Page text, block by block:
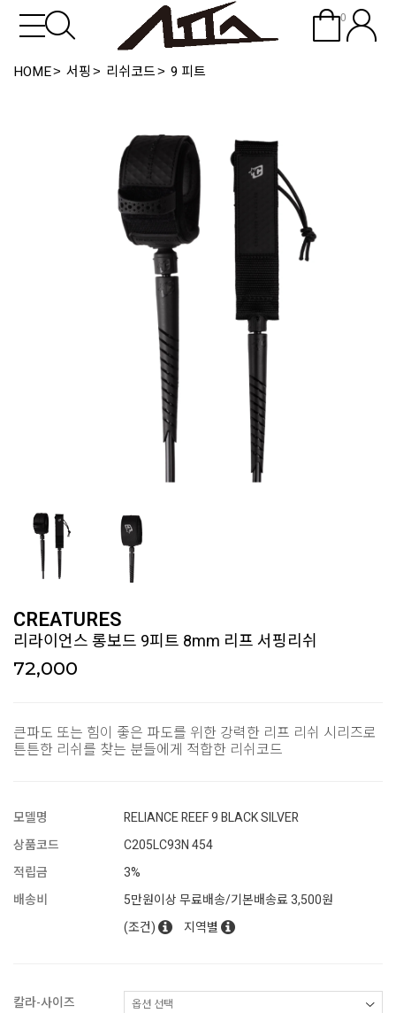
0
HOME 서핑 리쉬코드 9 피트
CREATURES
리라이언스 롱보드 9피트 8mm 리프 서핑리쉬
72,000
큰파도 또는 힘이 좋은 파도를 위한 강력한 리프 리쉬 시리즈로
튼튼한 리쉬를 찾는 분들에게 적합한 리쉬코드
모델명
RELIANCE REEF 9 BLACK SILVER
상품코드
C205LC93N 454
적립금
3%
배송비
5만원이상 무료배송/기본배송료 3,500원
(조건)
지역별
칼라-사이즈